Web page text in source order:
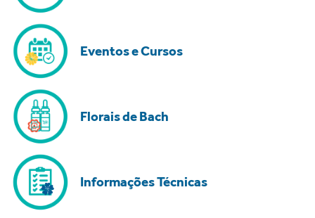
Eventos e Cursos
Florais de Bach
Informações Técnicas